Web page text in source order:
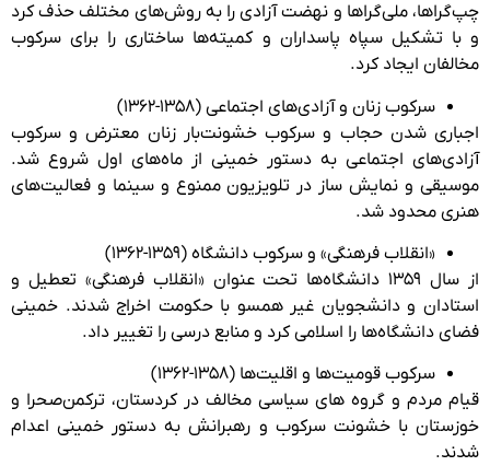
چپ‌گراها، ملی‌گراها و نهضت آزادی را به روش‌های مختلف حذف کرد
و با تشکیل سپاه پاسداران و کمیته‌ها ساختاری را برای سرکوب
مخالفان ایجاد کرد.
سرکوب زنان و آزادی‌های اجتماعی (۱۳۵۸-۱۳۶۲)
اجباری شدن حجاب و سرکوب خشونت‌بار زنان معترض و سرکوب
آزادی‌های اجتماعی به دستور خمینی از ماه‌های اول شروع شد.
موسیقی و نمایش ساز در تلویزیون ممنوع و سینما و فعالیت‌های
هنری محدود شد.
«انقلاب فرهنگی» و سرکوب دانشگاه (۱۳۵۹-۱۳۶۲)
از سال ۱۳۵۹ دانشگاه‌ها تحت عنوان «انقلاب فرهنگی» تعطیل و
استادان و دانشجویان غیر همسو با حکومت اخراج شدند. خمینی
فضای دانشگاه‌ها را اسلامی کرد و منابع درسی را تغییر داد.
سرکوب قومیت‌ها و اقلیت‌ها (۱۳۵۸-۱۳۶۲)
قیام مردم و گروه های سیاسی مخالف در کردستان، ترکمن‌صحرا و
خوزستان با خشونت سرکوب و رهبرانش به دستور خمینی اعدام
شدند.